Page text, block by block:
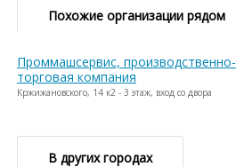
Похожие организации рядом
Проммашсервис, производственно-
торговая компания
Кржижановского, 14 к2 - 3 этаж, вход со двора
В других городах